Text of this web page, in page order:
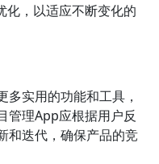
化，以适应不断变化的
实用的功能和工具，
管理App应根据用户反
和迭代，确保产品的竞